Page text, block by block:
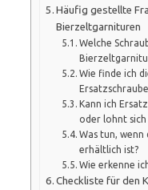
Häufig gestellte
Bierzeltgarnituren
Welche
Wie finde ich
Kann ich
oder lohnt sich
Was tun,
erhältlich ist?
Wie erkenne
Checkliste für den